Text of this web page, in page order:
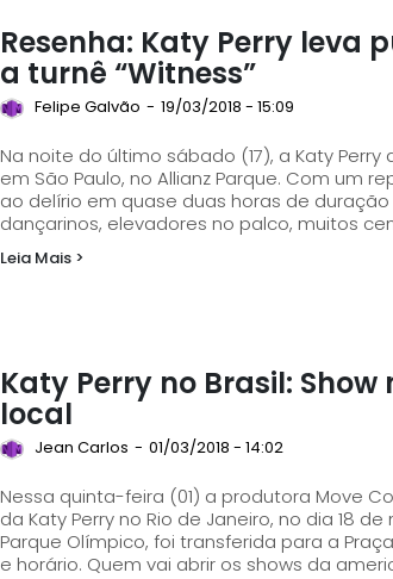
Resenha: Katy Perry leva
a turnê “Witness”
Felipe Galvão - 19/03/2018 - 15:09
Na noite do último sábado (17), a Katy
em São Paulo, no Allianz Parque. Com um
ao delírio em quase duas horas de
dançarinos, elevadores no palco, muitos
Leia Mais >
Katy Perry no Brasil:
local
Jean Carlos - 01/03/2018 - 14:02
Nessa quinta-feira (01) a produtora Move
da Katy Perry no Rio de Janeiro, no dia 18 de março. A apresentação que
Parque Olímpico, foi transferida para a
e horário. Quem vai abrir os shows da